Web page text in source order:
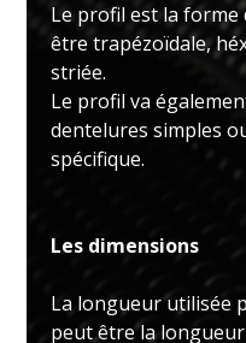
Le profil est la
être trapézoïdale,
striée.
Le profil va
dentelures simples
spécifique.
Les dimensions
La longueur utilisée
peut être la